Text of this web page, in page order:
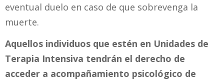
eventual duelo en caso de que sobrevenga la
muerte.
Aquellos individuos que estén en Unidades de
Terapia Intensiva tendrán el derecho de
acceder a acompañamiento psicológico de